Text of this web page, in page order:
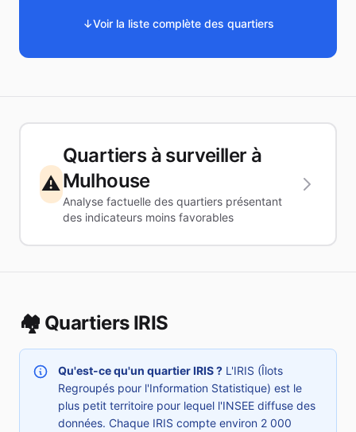
↓Voir la liste complète des quartiers
⚠️
Quartiers à surveiller à
Mulhouse
Analyse factuelle des quartiers présentant
des indicateurs moins favorables
🏘️ Quartiers IRIS
Qu'est-ce qu'un quartier IRIS ? L'IRIS (Îlots
Regroupés pour l'Information Statistique) est le
plus petit territoire pour lequel l'INSEE diffuse des
données. Chaque IRIS compte environ 2 000